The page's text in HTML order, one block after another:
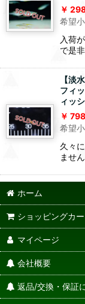
希望
入荷
で是
【淡
フィ
ィッ
798
希望
久々
ません
ホーム
ショッピングカー
マイページ
会社概要
返品/交換・保証